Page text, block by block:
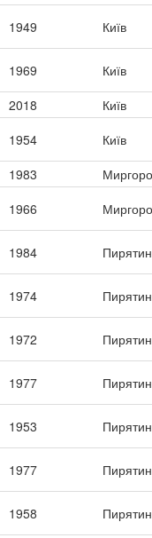
1949 Київ
1969
Київ
2018
Київ
1954
Київ
1983
1966
1984 Пирятин
1974 Пирятин
1972 Пирятин
1977 Пирятин
1953 Пирятин
1977 Пирятин
1958 Пирятин